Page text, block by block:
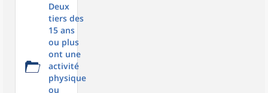
Deux
tiers des
15 ans
ou plus
ont une
activité
physique
ou